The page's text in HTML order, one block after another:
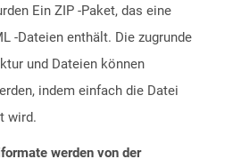
Ein ZIP -Paket, das eine
-Dateien enthält. Die zugrunde
und Dateien können
indem einfach die Datei
wird.
werden von der